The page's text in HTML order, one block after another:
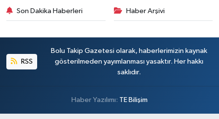
Son Dakika Haberleri Haber Arşivi
RSS
Bolu Takip Gazetesi olarak, haberlerimizin kaynak
gösterilmeden yayımlanması yasaktır. Her hakkı
saklıdır.
Haber Yazılımı: TE Bilişim